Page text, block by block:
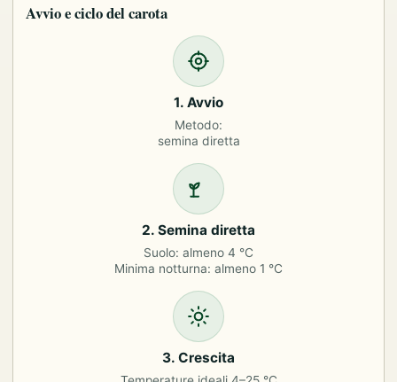
Avvio e ciclo del carota
1. Avvio
Metodo:
semina diretta
2. Semina diretta
Suolo: almeno 4 °C
Minima notturna: almeno 1 °C
3. Crescita